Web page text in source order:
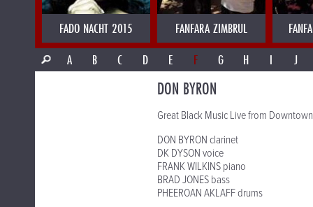
FADO NACHT 2015 FANFARA ZIMBRUL
A
B C D E F G H I J
DON BYRON
Great Black Music Live from
DON BYRON clarinet
DK DYSON voice
FRANK WILKINS piano
BRAD JONES bass
PHEEROAN AKLAFF drums